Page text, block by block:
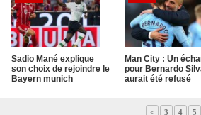
Sadio Mané explique
son choix de rejoindre le
Bayern munich
Man City : Un
pour Bernardo
aurait été refusé
< 3 4 5